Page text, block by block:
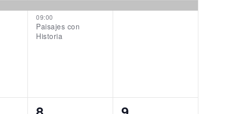
09:00
Paisajes con
Historia